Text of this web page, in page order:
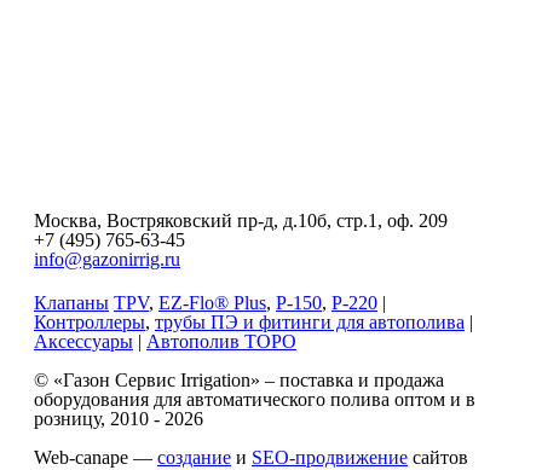
Москва, Востряковский пр-д, д.10б, стр.1, оф. 209
+7 (495) 765-63-45
info@gazonirrig.ru
Клапаны TPV, EZ-Flo® Plus, P-150, P-220 |
Контроллеры, трубы ПЭ и фитинги для автополива |
Аксессуары | Автополив ТОРО
© «Газон Сервис Irrigation» – поставка и продажа
оборудования для автоматического полива оптом и в
розницу, 2010 - 2026
Web-canape — создание и SEO-продвижение сайтов